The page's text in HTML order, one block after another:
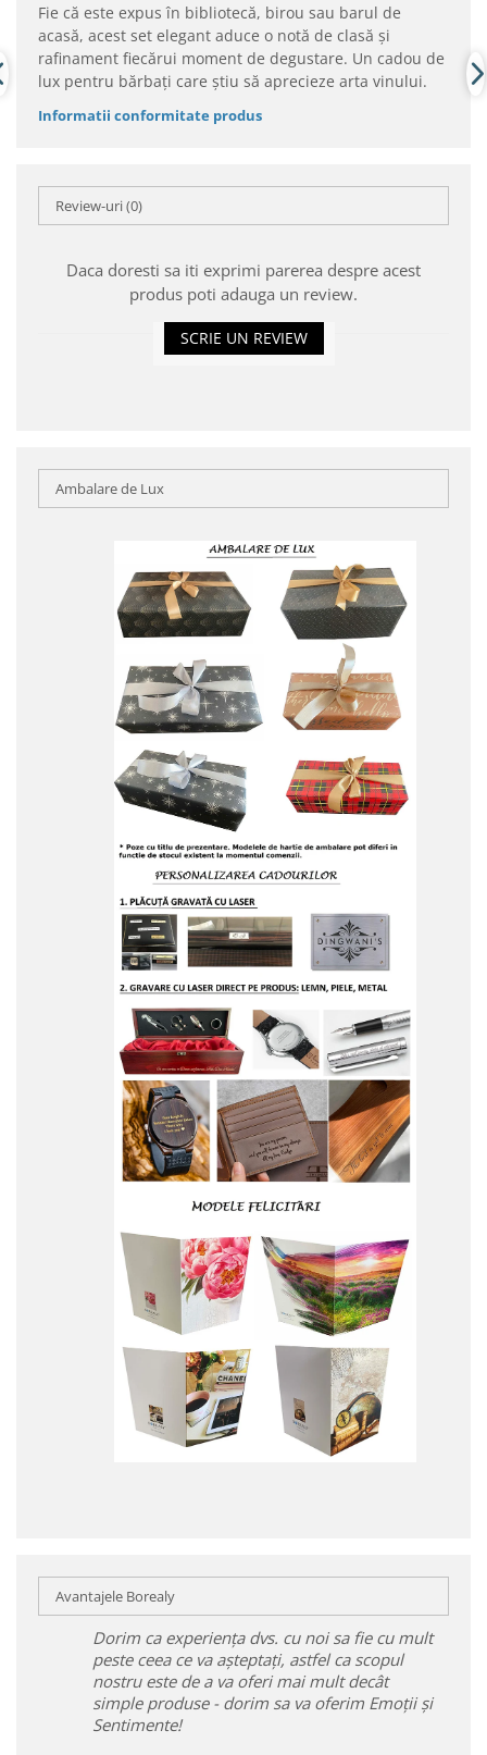
Fie că este expus în bibliotecă, birou sau barul de
acasă, acest set elegant aduce o notă de clasă și
rafinament fiecărui moment de degustare. Un cadou de
lux pentru bărbați care știu să aprecieze arta vinului.
Informatii conformitate produs
Review-uri(0)
Daca doresti sa iti exprimi parerea despre acest
produs poti adauga un review.
SCRIE UN REVIEW
Ambalare de Lux
Avantajele Borealy
Dorim ca experiența dvs. cu noi sa fie cu mult
peste ceea ce va așteptați, astfel ca scopul
nostru este de a va oferi mai mult decât
simple produse - dorim sa va oferim Emoții și
Sentimente!